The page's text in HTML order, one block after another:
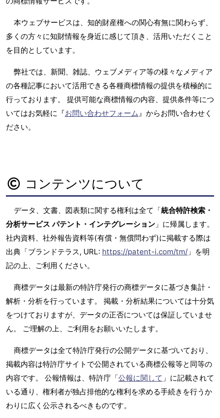
本ウェブサービスは、知的財産権への関心有無に関わらず、
多くの方々に知財情報を身近に感じて頂き、活用いただくこと
を目的としています。
弊社では、新聞、雑誌、ウェブメディア等の様々なメディア
の各種記事において活用できる各種商標情報の提供を積極的に
行っております。 提供可能な商標情報の内容、提供条件等につ
いてはお気軽に『お問い合わせフォーム』からお問い合わせく
ださい。
コンテンツについて
データ、文書、図表類に関する権利は全て「統合特許検索・
分析サービス パテント・インテグレーション 」に帰属します。
社内資料、社外報告資料等(有償・無償問わず)に掲載する際は
出典「ブランドテラス, URL: https://patent-i.com/tm/ 」を明
記の上、ご利用ください。
商標データは最新の特許庁発行の商標データに基づき集計・
解析・分析を行っています。 掲載・分析結果については十分気
をつけておりますが、データの正否については保証していませ
ん。 ご理解の上、ご利用をお願いいたします。
商標データは全て特許庁発行の公開データに基づいており、
掲載内容は特許庁サイトで公開されている商標公報等と同等の
内容です。 公報情報は、特許庁「公報に関して 」に記載されて
いる通り、権利者が独占排他的な権利を求める手続きを行うか
わりに広く公示されるべきものです。